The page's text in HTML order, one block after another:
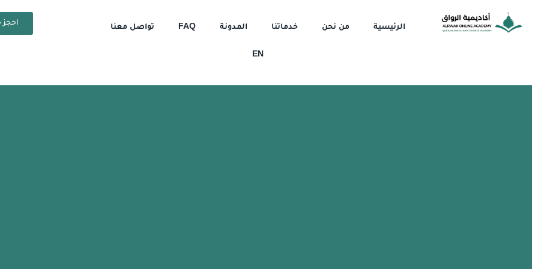
المحتوى
الرئيسية من نحن خدماتنا المدونة FAQ تواصل معنا
EN
احجز